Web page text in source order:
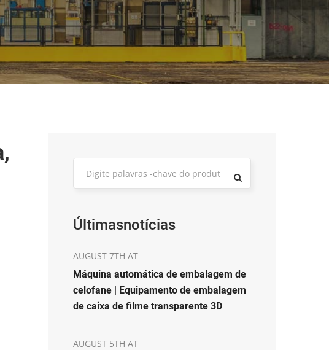
Últimasnotícias
AUGUST 7TH AT
Máquina automática de embalagem de
celofane | Equipamento de embalagem
de caixa de filme transparente 3D
AUGUST 5TH AT